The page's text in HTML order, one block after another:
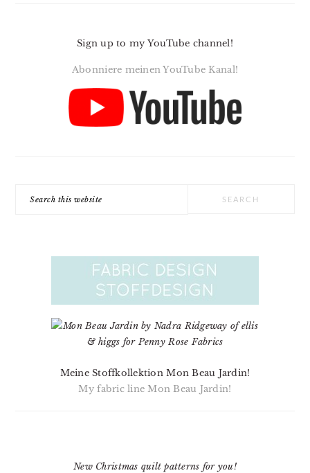
Sign up to my YouTube channel!
Abonniere meinen YouTube Kanal!
Meine Stoffkollektion Mon Beau Jardin!
My fabric line Mon Beau Jardin!
New Christmas quilt patterns for you!